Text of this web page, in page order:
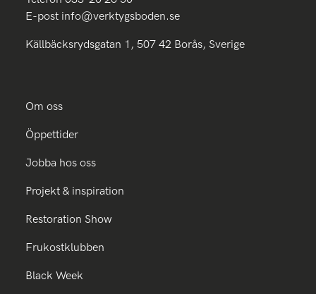
E-post info@verktygsboden.se
Källbäcksrydsgatan 1, 507 42 Borås, Sverige
Om oss
Öppettider
Jobba hos oss
Projekt & inspiration
Restoration Show
Frukostklubben
Black Week